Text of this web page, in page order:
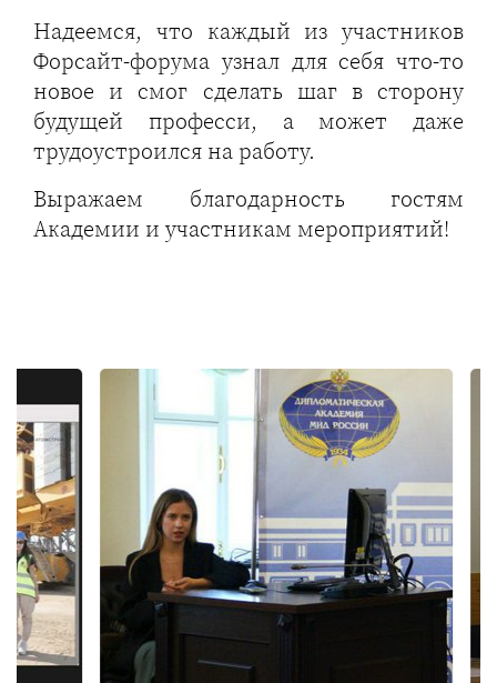
Надеемся, что каждый из участников
Форсайт-форума узнал для себя что-то
новое и смог сделать шаг в сторону
будущей професси, а может даже
трудоустроился на работу.
Выражаем благодарность гостям
Академии и участникам мероприятий!